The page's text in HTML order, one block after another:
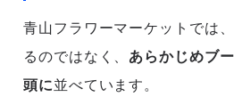
青山フラワーマーケットでは
るのではなく、 あらかじめブ
頭に並べています。